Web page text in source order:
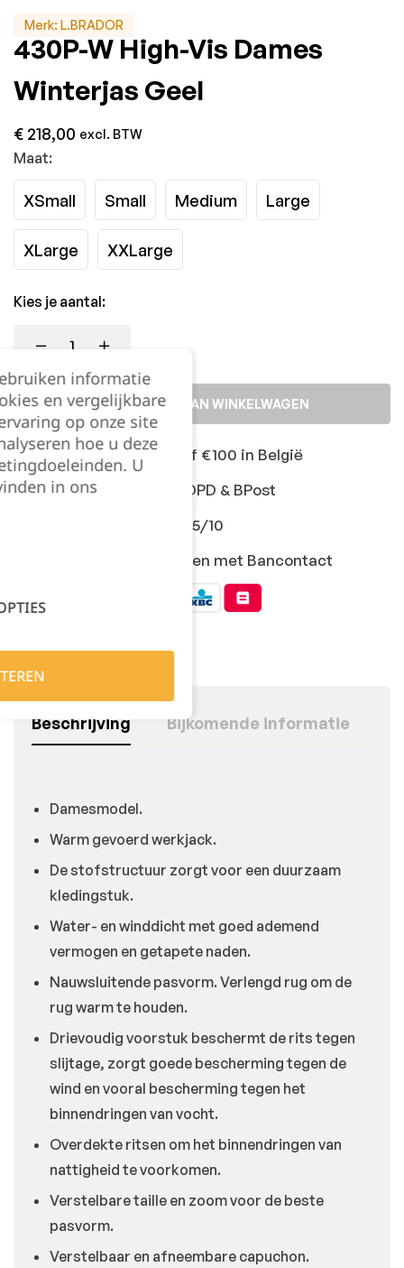
Merk: L.BRADOR
430P-W High-Vis Dames
Winterjas Geel
€ 218,00 excl. BTW
Maat:
XSmall Small Medium Large
XLarge XXLarge
Kies je aantal:
TOEVOEGEN AAN WINKELWAGEN
Gratis levering vanaf €100 in België
Snelle levering met DPD & BPost
Klanten geven ons 9,5/10
Veilig online afrekenen met Bancontact
Beschrijving Bijkomende informatie
Damesmodel.
Warm gevoerd werkjack.
De stofstructuur zorgt voor een duurzaam
kledingstuk.
Water- en winddicht met goed ademend
vermogen en getapete naden.
Nauwsluitende pasvorm. Verlengd rug om de
rug warm te houden.
Drievoudig voorstuk beschermt de rits tegen
slijtage, zorgt goede bescherming tegen de
wind en vooral bescherming tegen het
binnendringen van vocht.
Overdekte ritsen om het binnendringen van
nattigheid te voorkomen.
Verstelbare taille en zoom voor de beste
pasvorm.
Verstelbaar en afneembare capuchon.
informatie
en vergelijkbare
op onze site
hoe u deze
U
in ons